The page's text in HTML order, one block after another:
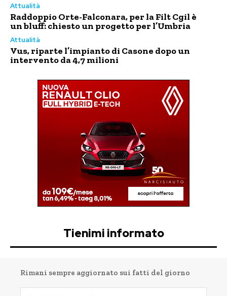
Attualità
Raddoppio Orte-Falconara, per la Filt Cgil è
un bluff: chiesto un progetto per l’Umbria
Attualità
Vus, riparte l’impianto di Casone dopo un
intervento da 4,7 milioni
Tienimi informato
Rimani sempre aggiornato sui fatti del giorno